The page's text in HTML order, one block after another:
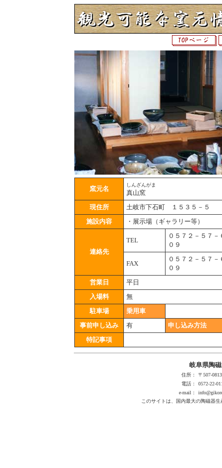
窯元名
しんざんがま
真山窯
現住所
土岐市下石町 １５３５－５
施設内容
・展示場（ギャラリー等）
連絡先
TEL
０５７２－５７－
０９
FAX
０５７２－５７－
０９
営業日
平日
入場料
無
駐車場
乗用車
事前申し込み
有
申し込み方法
特記事項
岐阜県陶
住所：
〒507-
電話：
0572-22-
e-mail：
このサイトは、国内最大の陶磁器